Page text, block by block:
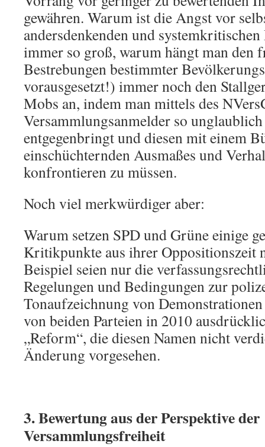
gewähren. Warum ist die Angst vor
andersdenkenden und
immer so groß, warum hängt man den
Bestrebungen bestimmter
vorausgesetzt!) immer noch den
Mobs an, indem man mittels des
Versammlungsanmelder so
entgegenbringt und diesen mit einem
einschüchternden Ausmaßes und
konfrontieren zu müssen.
Noch viel merkwürdiger aber:
Warum setzen SPD und Grüne einige
Kritikpunkte aus ihrer Oppositionszeit
Beispiel seien nur die
Regelungen und Bedingungen zur
Tonaufzeichnung von
von beiden Parteien in 2010
„Reform“, die diesen Namen nicht
Änderung vorgesehen.
3. Bewertung aus der Perspektive der
Versammlungsfreiheit